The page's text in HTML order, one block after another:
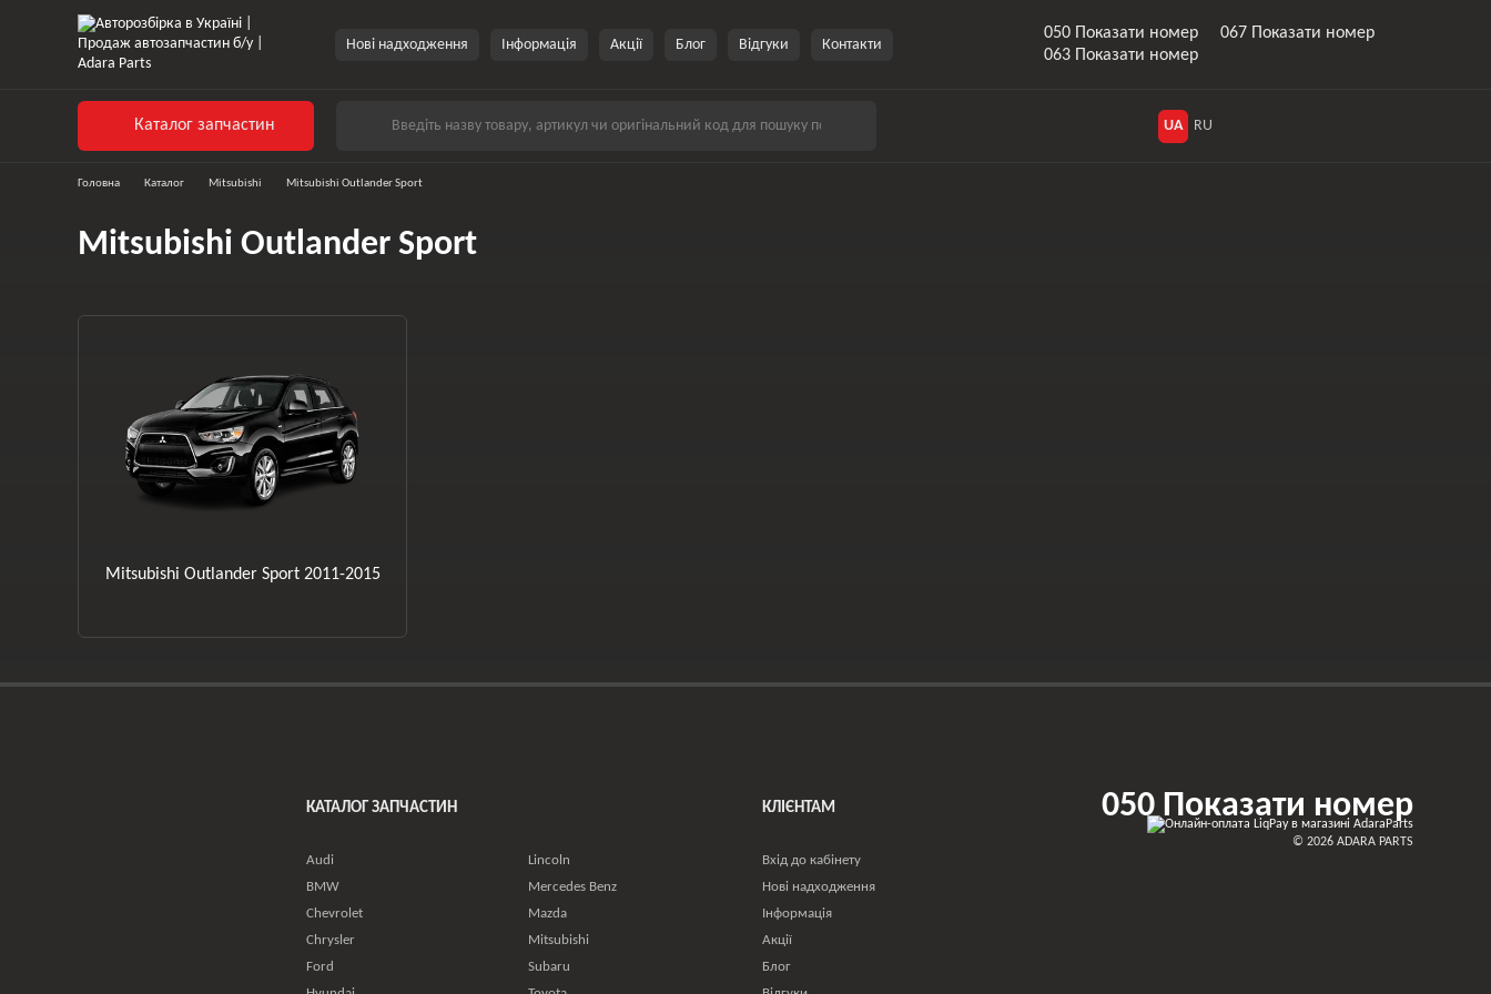
Перейти до основного контенту
Нові надходження
Інформація Акції Блог Відгуки Контакти
050 Показати номер
067 Показати номер
063 Показати номер
Каталог запчастин UA RU
Головна Каталог Mitsubishi Mitsubishi Outlander Sport
Mitsubishi Outlander Sport
Mitsubishi Outlander Sport 2011-2015
КАТАЛОГ ЗАПЧАСТИН
Audi
BMW
Chevrolet
Chrysler
Ford
Lincoln
Mercedes Benz
Mazda
Mitsubishi
Subaru
КЛІЄНТАМ
Вхід до кабінету
Нові надходження
Інформація
Акції
Блог
050 Показати номер
© 2026 ADARA PARTS